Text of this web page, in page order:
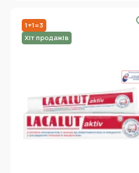
1+1=3
Хіт продажів